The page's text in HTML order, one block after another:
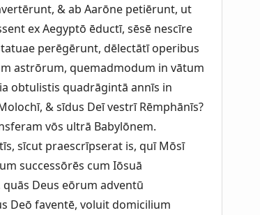
& ab Aarōne petiērunt, ut
ex Aegyptō ēductī, sēsē nescīre
perēgērunt, dēlectātī operibus
astrōrum, quemadmodum in vātum
obtulistis quadrāgintā annīs in
& sīdus Deī vestrī Rēmphānīs?
vōs ultrā Babylōnem.
sīcut praescrīpserat is, quī Mōsī
successōrēs cum Iōsuā
Deus eōrum adventū
Deō faventē, voluit domicilium